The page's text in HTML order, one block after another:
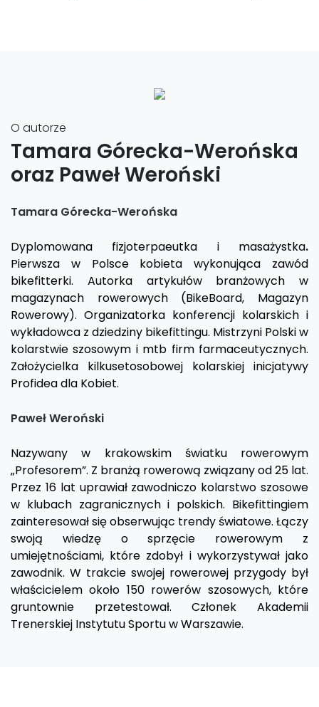
O autorze
Tamara Górecka-Werońska
oraz Paweł Weroński
Tamara Górecka-Werońska
Dyplomowana fizjoterpaeutka i masażystka.
Pierwsza w Polsce kobieta wykonująca zawód
bikefitterki. Autorka artykułów branżowych w
magazynach rowerowych (BikeBoard, Magazyn
Rowerowy). Organizatorka konferencji kolarskich i
wykładowca z dziedziny bikefittingu. Mistrzyni Polski w
kolarstwie szosowym i mtb firm farmaceutycznych.
Założycielka kilkusetosobowej kolarskiej inicjatywy
Profidea dla Kobiet.
Paweł Weroński
Nazywany w krakowskim światku rowerowym
„Profesorem”. Z branżą rowerową związany od 25 lat.
Przez 16 lat uprawiał zawodniczo kolarstwo szosowe
w klubach zagranicznych i polskich. Bikefittingiem
zainteresował się obserwując trendy światowe. Łączy
swoją wiedzę o sprzęcie rowerowym z
umiejętnościami, które zdobył i wykorzystywał jako
zawodnik. W trakcie swojej rowerowej przygody był
właścicielem około 150 rowerów szosowych, które
gruntownie przetestował. Członek Akademii
Trenerskiej Instytutu Sportu w Warszawie.